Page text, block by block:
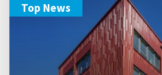
Top News